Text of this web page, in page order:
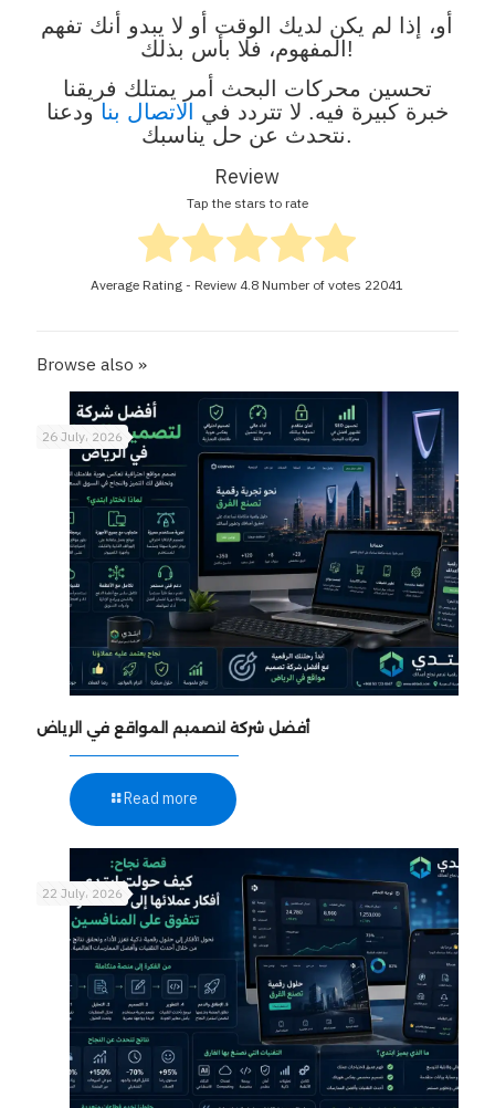
أو، إذا لم يكن لديك الوقت أو لا يبدو أنك تفهم
المفهوم، فلا بأس بذلك!
تحسين محركات البحث أمر يمتلك فريقنا
خبرة كبيرة فيه. لا تتردد في
الاتصال بنا ودعنا
نتحدث عن حل يناسبك.
Review
Tap the stars to rate
Average Rating - Review 4.8 Number of votes 22041
Browse also »
26 July، 2026
أفضل شركة لتصميم المواقع في الرياض
Read more
22 July، 2026